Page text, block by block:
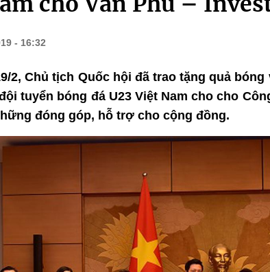
- 16:32
2, Chủ tịch Quốc hội đã trao tặng quả
tuyển bóng đá U23 Việt Nam cho cho
đóng góp, hỗ trợ cho cộng đồng.